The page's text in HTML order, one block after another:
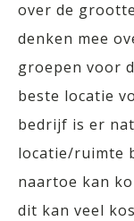
over de
denken mee
groepen voor
beste locatie
bedrijf is er
locatie/ruimte
naartoe kan
dit kan veel